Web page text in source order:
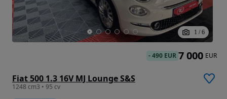
1 / 6
Fiat 500 1.3 16V MJ Lounge S&S
1248 cm3 • 95 cv
-490 EUR 7 000 EUR